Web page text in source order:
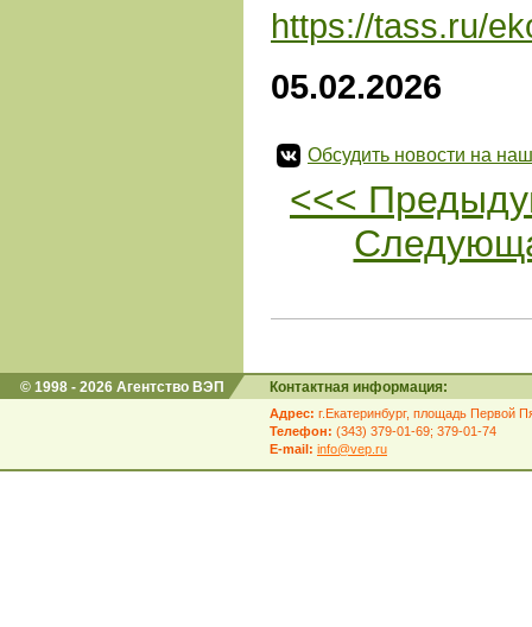
https://tass.ru/
05.02.2026
Обсудить новости на
<<<
© 1998 - 2026 Агентство ВЭП Контактная информация:
Адрес: г.Екатеринбург, площадь Первой
Телефон: (343) 379-01-69; 379-01-74
E-mail: info@vep.ru